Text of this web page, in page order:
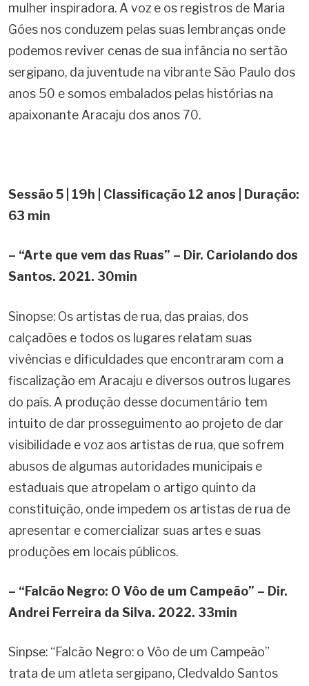
mulher inspiradora. A voz e os registros de Maria
Góes nos conduzem pelas suas lembranças onde
podemos reviver cenas de sua infância no sertão
sergipano, da juventude na vibrante São Paulo dos
anos 50 e somos embalados pelas histórias na
apaixonante Aracaju dos anos 70.
Sessão 5 | 19h | Classificação 12 anos | Duração:
63 min
– “Arte que vem das Ruas” – Dir. Cariolando dos
Santos. 2021. 30min
Sinopse: Os artistas de rua, das praias, dos
calçadões e todos os lugares relatam suas
vivências e dificuldades que encontraram com a
fiscalização em Aracaju e diversos outros lugares
do país. A produção desse documentário tem
intuito de dar prosseguimento ao projeto de dar
visibilidade e voz aos artistas de rua, que sofrem
abusos de algumas autoridades municipais e
estaduais que atropelam o artigo quinto da
constituição, onde impedem os artistas de rua de
apresentar e comercializar suas artes e suas
produções em locais públicos.
– “Falcão Negro: O Vôo de um Campeão” – Dir.
Andrei Ferreira da Silva. 2022. 33min
Sinpse: “Falcão Negro: o Vôo de um Campeão”
trata de um atleta sergipano, Cledvaldo Santos